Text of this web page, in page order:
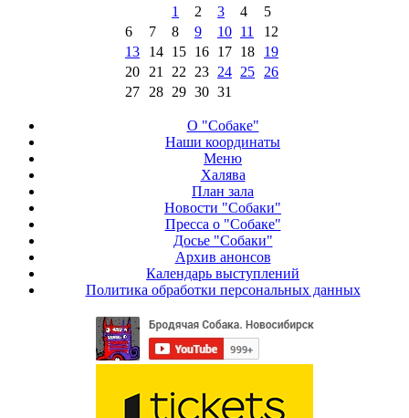
1
2 3 4
5
6
7 8 9 10 11
12
13
14 15 16 17 18
19
20
21 22 23 24 25
26
27
28 29 30 31
О "Собаке"
Наши координаты
Меню
Халява
План зала
Новости "Собаки"
Пресса о "Собаке"
Досье "Собаки"
Архив анонсов
Календарь выступлений
Политика обработки персональных данных